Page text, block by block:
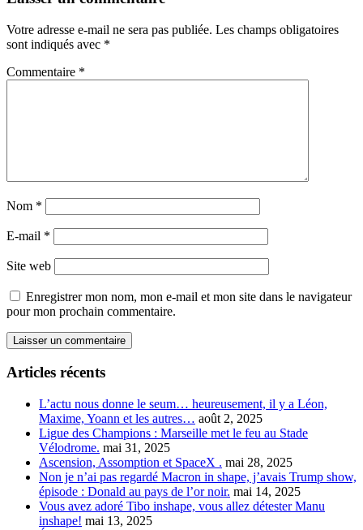
Votre adresse e-mail ne sera pas publiée. Les champs obligatoires
sont indiqués avec *
Commentaire *
Nom *
E-mail *
Site web
Enregistrer mon nom, mon e-mail et mon site dans le navigateur
pour mon prochain commentaire.
Articles récents
L’actu nous donne le seum… heureusement, il y a Léon,
Maxime, Yoann et les autres… août 2, 2025
Ligue des Champions : Marseille met le feu au Stade
Vélodrome. mai 31, 2025
Ascension, Assomption et SpaceX . mai 28, 2025
Non je n’ai pas regardé Macron in shape, j’avais Trump show,
épisode : Donald au pays de l’or noir. mai 14, 2025
Vous avez adoré Tibo inshape, vous allez détester Manu
inshape! mai 13, 2025